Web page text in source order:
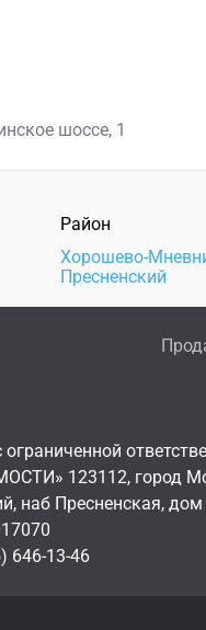
шоссе, 1
Район
Хорошево-
Пресненский
ограниченной
123112, город
наб Пресненская,
646-13-46